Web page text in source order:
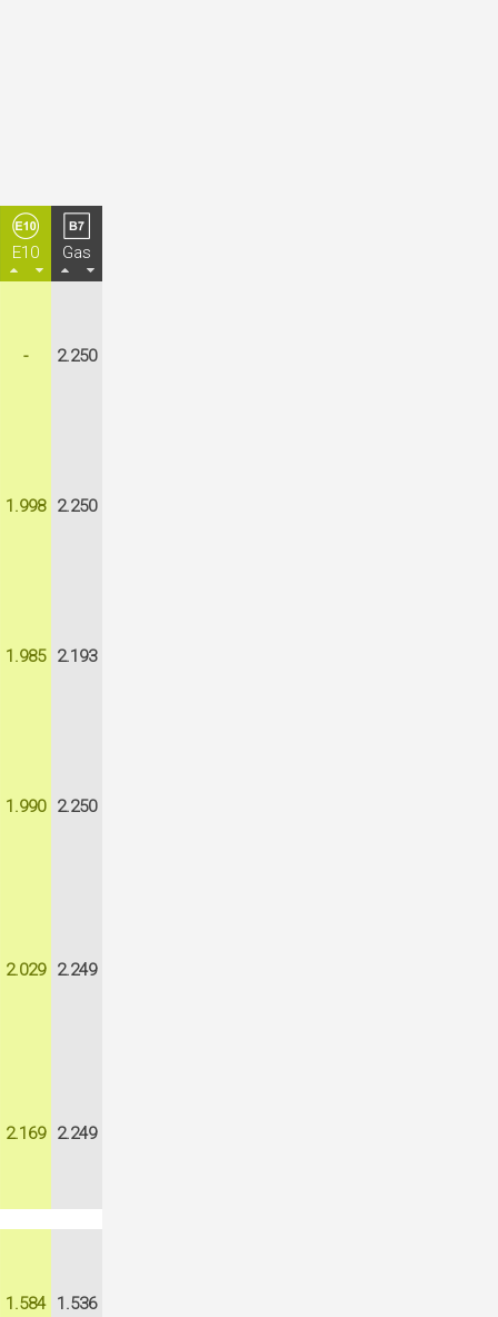
E10
Gas
- 2.250
1.998 2.250
1.985 2.193
1.990 2.250
2.029 2.249
2.169 2.249
1.584 1.536